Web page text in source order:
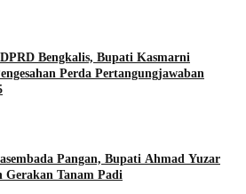
Bengkalis, Bupati Kasmarni
Perda Pertangungjawaban
Pangan, Bupati Ahmad Yuzar
Gerakan Tanam Padi